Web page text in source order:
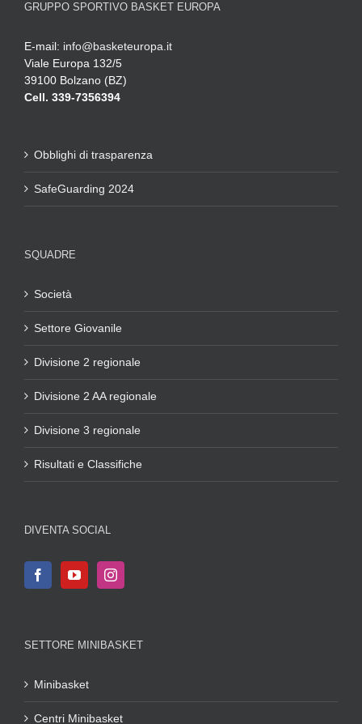
GRUPPO SPORTIVO BASKET EUROPA
E-mail: info@basketeuropa.it
Viale Europa 132/5
39100 Bolzano (BZ)
Cell. 339-7356394
Obblighi di trasparenza
SafeGuarding 2024
SQUADRE
Società
Settore Giovanile
Divisione 2 regionale
Divisione 2 AA regionale
Divisione 3 regionale
Risultati e Classifiche
DIVENTA SOCIAL
SETTORE MINIBASKET
Minibasket
Centri Minibasket